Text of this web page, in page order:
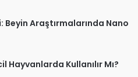
Beyin Araştırmalarında Nano
Hayvanlarda Kullanılır Mı?